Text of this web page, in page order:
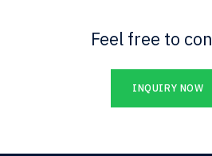
Feel free to
INQUIRY NOW